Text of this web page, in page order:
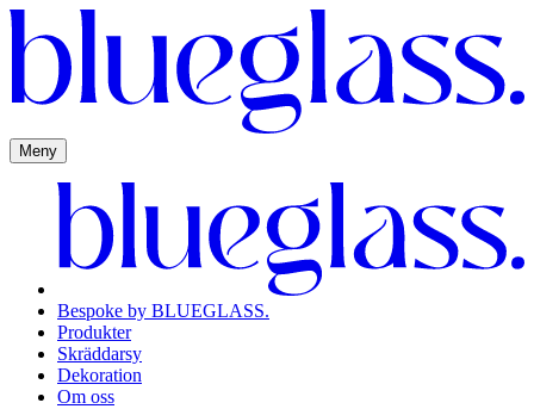
Meny
Bespoke by BLUEGLASS.
Produkter
Skräddarsy
Dekoration
Om oss